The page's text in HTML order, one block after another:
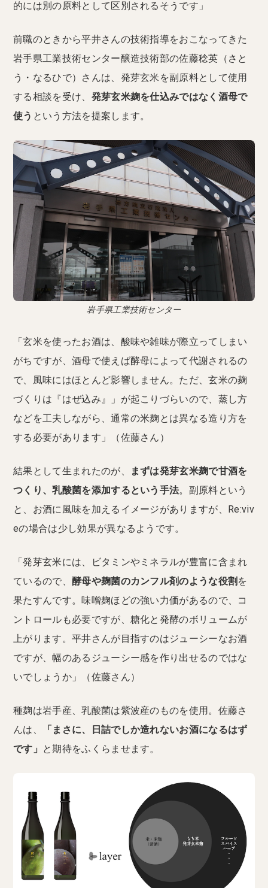
的には別の原料として区別されるそうです」
前職のときから平井さんの技術指導をおこなってきた
岩手県工業技術センター醸造技術部の佐藤稔英（さと
う・なるひで）さんは、発芽玄米を副原料として使用
する相談を受け、 発芽玄米麹を仕込みではなく酒母で
使う という方法を提案します。
岩手県工業技術センター
「玄米を使ったお酒は、酸味や雑味が際立ってしまい
がちですが、酒母で使えば酵母によって代謝されるの
で、風味にはほとんど影響しません。ただ、玄米の麹
づくりは『はぜ込み』」が起こりづらいので、蒸し方
などを工夫しながら、通常の米麹とは異なる造り方を
する必要があります」（佐藤さん）
結果として生まれたのが、
まずは発芽玄米麹で甘酒を
つくり、乳酸菌を添加するという手法。副原料という
と、お酒に風味を加えるイメージがありますが、Re:viv
eの場合は少し効果が異なるようです。
「発芽玄米には、ビタミンやミネラルが豊富に含まれ
ているので、 酵母や麹菌のカンフル剤のような役割 を
果たすんです。味噌麹ほどの強い力価があるので、コ
ントロールも必要ですが、糖化と発酵のボリュームが
上がります。平井さんが目指すのはジューシーなお酒
ですが、幅のあるジューシー感を作り出せるのではな
いでしょうか」（佐藤さん）
種麹は岩手産、乳酸菌は紫波産のものを使用。佐藤さ
んは、
「まさに、日詰でしか造れないお酒になるはず
です」 と期待をふくらませます。